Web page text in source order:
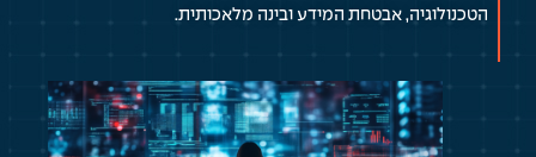
הטכנולוגיה, אבטחת המידע ובינה מלאכותית.